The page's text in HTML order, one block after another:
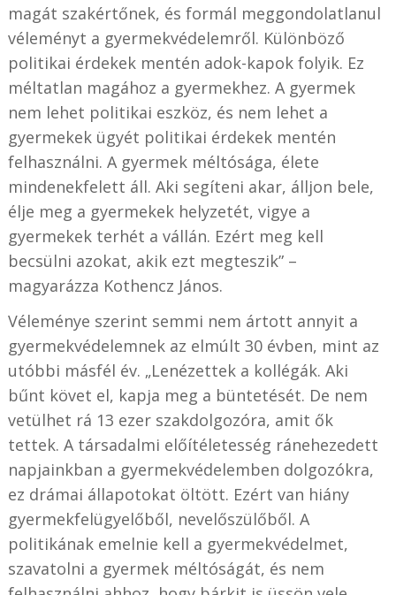
magát szakértőnek, és formál meggondolatlanul
véleményt a gyermekvédelemről. Különböző
politikai érdekek mentén adok-kapok folyik. Ez
méltatlan magához a gyermekhez. A gyermek
nem lehet politikai eszköz, és nem lehet a
gyermekek ügyét politikai érdekek mentén
felhasználni. A gyermek méltósága, élete
mindenekfelett áll. Aki segíteni akar, álljon bele,
élje meg a gyermekek helyzetét, vigye a
gyermekek terhét a vállán. Ezért meg kell
becsülni azokat, akik ezt megteszik” –
magyarázza Kothencz János.
Véleménye szerint semmi nem ártott annyit a
gyermekvédelemnek az elmúlt 30 évben, mint az
utóbbi másfél év. „Lenézettek a kollégák. Aki
bűnt követ el, kapja meg a büntetését. De nem
vetülhet rá 13 ezer szakdolgozóra, amit ők
tettek. A társadalmi előítéletesség ránehezedett
napjainkban a gyermekvédelemben dolgozókra,
ez drámai állapotokat öltött. Ezért van hiány
gyermekfelügyelőből, nevelőszülőből. A
politikának emelnie kell a gyermekvédelmet,
szavatolni a gyermek méltóságát, és nem